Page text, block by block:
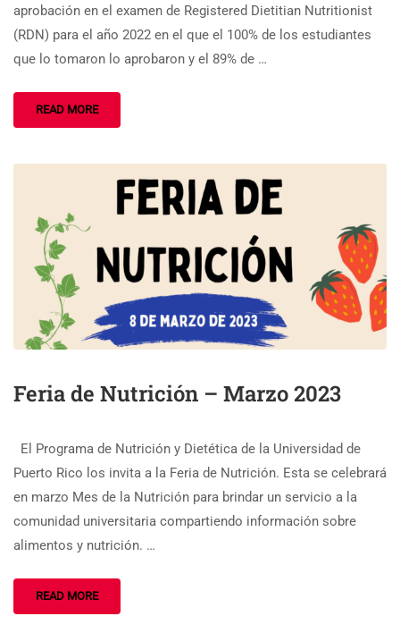
aprobación en el examen de Registered Dietitian Nutritionist
(RDN) para el año 2022 en el que el 100% de los estudiantes
que lo tomaron lo aprobaron y el 89% de …
READ MORE
Feria de Nutrición – Marzo 2023
El Programa de Nutrición y Dietética de la Universidad de
Puerto Rico los invita a la Feria de Nutrición. Esta se celebrará
en marzo Mes de la Nutrición para brindar un servicio a la
comunidad universitaria compartiendo información sobre
alimentos y nutrición. …
READ MORE